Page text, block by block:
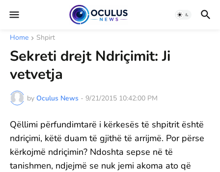
Home Shpirt
Sekreti drejt Ndriçimit: Ji
vetvetja
by Oculus News - 9/21/2015 10:42:00 PM
Qëllimi përfundimtarë i kërkesës të shpitrit është
ndriçimi, këtë duam të gjithë të arrijmë. Por përse
kërkojmë ndriçimin? Ndoshta sepse në të
tanishmen, ndjejmë se nuk jemi akoma ato që